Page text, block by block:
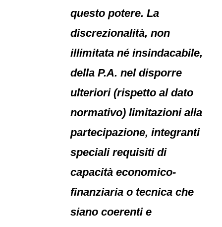
questo potere. La
discrezionalità, non
illimitata né insindacabile,
della P.A. nel disporre
ulteriori (rispetto al dato
normativo) limitazioni alla
partecipazione, integranti
speciali requisiti di
capacità economico-
finanziaria o tecnica che
siano coerenti e